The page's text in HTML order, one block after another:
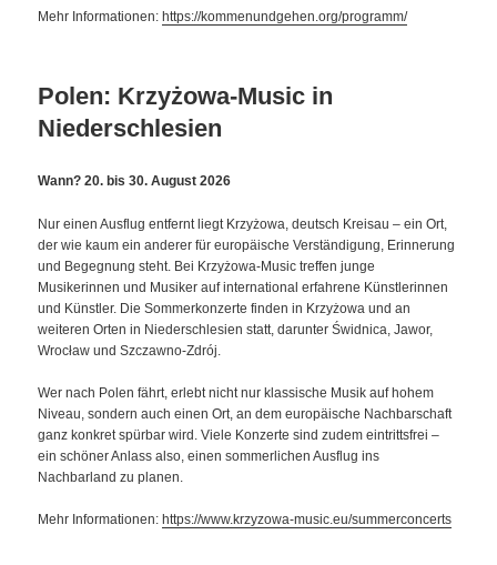
Mehr Informationen:https://kommenundgehen.org/programm/
Polen: Krzyżowa-Music in
Niederschlesien
Wann? 20. bis 30. August 2026
Nur einen Ausflug entfernt liegt Krzyżowa, deutsch Kreisau – ein Ort,
der wie kaum ein anderer für europäische Verständigung, Erinnerung
und Begegnung steht. Bei Krzyżowa-Music treffen junge
Musikerinnen und Musiker auf international erfahrene Künstlerinnen
und Künstler. Die Sommerkonzerte finden in Krzyżowa und an
weiteren Orten in Niederschlesien statt, darunter Świdnica, Jawor,
Wrocław und Szczawno-Zdrój.
Wer nach Polen fährt, erlebt nicht nur klassische Musik auf hohem
Niveau, sondern auch einen Ort, an dem europäische Nachbarschaft
ganz konkret spürbar wird. Viele Konzerte sind zudem eintrittsfrei –
ein schöner Anlass also, einen sommerlichen Ausflug ins
Nachbarland zu planen.
Mehr Informationen: https://www.krzyzowa-music.eu/summerconcerts